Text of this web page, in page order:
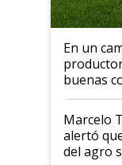
En un
buenas
más
Marcelo
alertó
del agro